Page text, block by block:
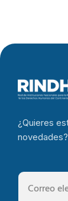
¿Quieres
novedades?